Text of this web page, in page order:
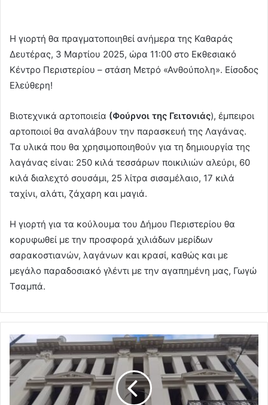
Η γιορτή θα πραγματοποιηθεί ανήμερα της Καθαράς
Δευτέρας, 3 Μαρτίου 2025, ώρα 11:00 στο Εκθεσιακό
Κέντρο Περιστερίου – στάση Μετρό «Ανθούπολη». Είσοδος
Ελεύθερη!
Βιοτεχνικά αρτοποιεία (Φούρνοι της Γειτονιάς), έμπειροι
αρτοποιοί θα αναλάβουν την παρασκευή της Λαγάνας.
Τα υλικά που θα χρησιμοποιηθούν για τη δημιουργία της
λαγάνας είναι: 250 κιλά τεσσάρων ποικιλιών αλεύρι, 60
κιλά διαλεχτό σουσάμι, 25 λίτρα σισαμέλαιο, 17 κιλά
ταχίνι, αλάτι, ζάχαρη και μαγιά.
Η γιορτή για τα κούλουμα του Δήμου Περιστερίου θα
κορυφωθεί με την προσφορά χιλιάδων μερίδων
σαρακοστιανών, λαγάνων και κρασί, καθώς και με
μεγάλο παραδοσιακό γλέντι με την αγαπημένη μας, Γωγώ
Τσαμπά.